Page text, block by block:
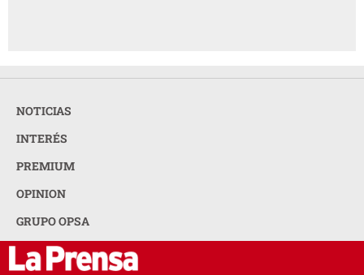
NOTICIAS
INTERÉS
PREMIUM
OPINION
GRUPO OPSA